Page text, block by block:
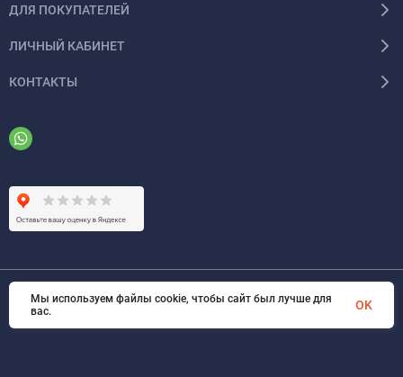
ДЛЯ ПОКУПАТЕЛЕЙ
ЛИЧНЫЙ КАБИНЕТ
КОНТАКТЫ
© 2026 ООО «ФАЗИНЖИНИРИНГ». Все права защищены
Мы используем файлы cookie, чтобы сайт был лучше для
вас.
OK